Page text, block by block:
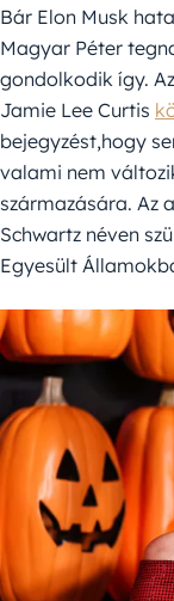
Bár Elon Musk
Magyar Péter
gondolkodik így.
Jamie Lee Curtis
bejegyzést,hogy
valami nem
származására. Az
Schwartz néven
Egyesült